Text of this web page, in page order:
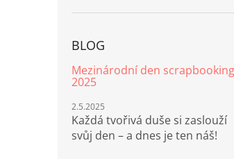
BLOG
Mezinárodní den
2025
2.5.2025
Každá tvořivá duše si zaslouží
svůj den – a dnes je ten náš!